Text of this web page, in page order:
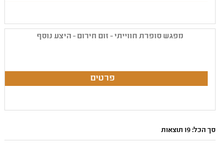
מפגש סופרת חווייתי - זום חירום - היצע נוסף
סך הכל: 19 תוצאות